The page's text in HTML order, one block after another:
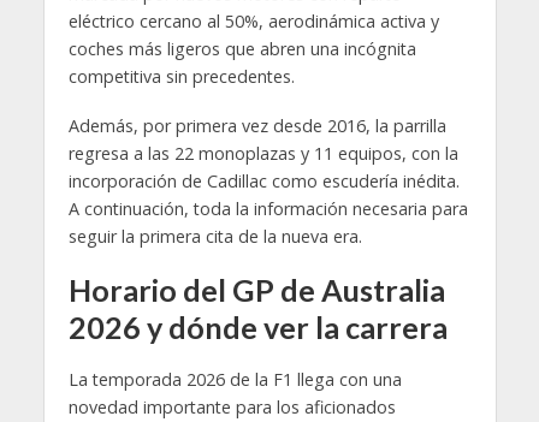
eléctrico cercano al 50%, aerodinámica activa y
coches más ligeros que abren una incógnita
competitiva sin precedentes.
Además, por primera vez desde 2016, la parrilla
regresa a las 22 monoplazas y 11 equipos, con la
incorporación de Cadillac como escudería inédita.
A continuación, toda la información necesaria para
seguir la primera cita de la nueva era.
Horario del GP de Australia
2026 y dónde ver la carrera
La temporada 2026 de la F1 llega con una
novedad importante para los aficionados